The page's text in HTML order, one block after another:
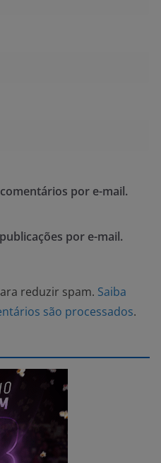
por e-mail.
por e-mail.
reduzir spam. Saiba
são processados.